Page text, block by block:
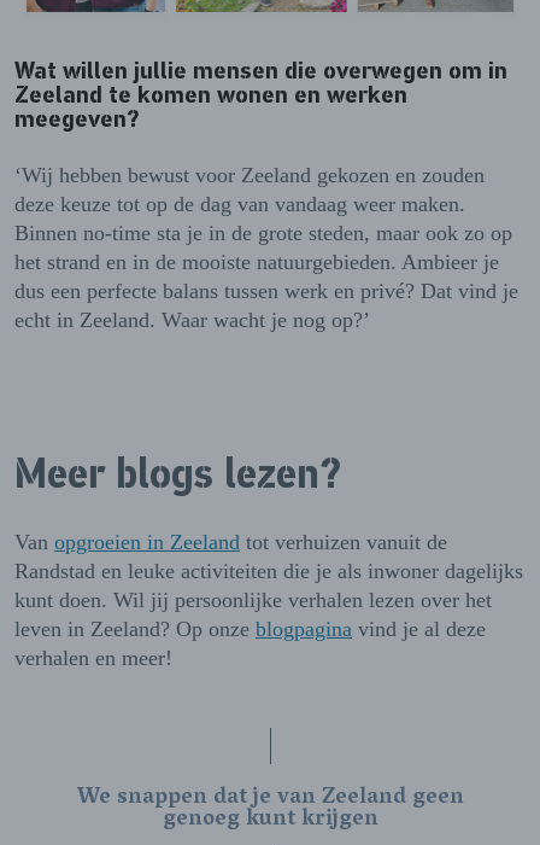
Wat willen jullie mensen die overwegen om in
Zeeland te komen wonen en werken
meegeven?
‘Wij hebben bewust voor Zeeland gekozen en zouden
deze keuze tot op de dag van vandaag weer maken.
Binnen no-time sta je in de grote steden, maar ook zo op
het strand en in de mooiste natuurgebieden. Ambieer je
dus een perfecte balans tussen werk en privé? Dat vind je
echt in Zeeland. Waar wacht je nog op?’
Meer blogs lezen?
Van opgroeien in Zeeland tot verhuizen vanuit de
Randstad en leuke activiteiten die je als inwoner dagelijks
kunt doen. Wil jij persoonlijke verhalen lezen over het
leven in Zeeland? Op onze blogpagina vind je al deze
verhalen en meer!
We snappen dat je van Zeeland geen
genoeg kunt krijgen